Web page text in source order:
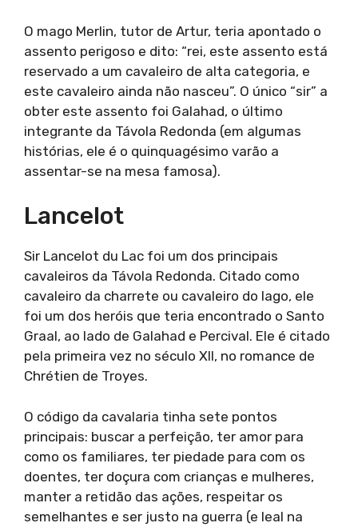
O mago Merlin, tutor de Artur, teria apontado o
assento perigoso e dito: “rei, este assento está
reservado a um cavaleiro de alta categoria, e
este cavaleiro ainda não nasceu”. O único “sir” a
obter este assento foi Galahad, o último
integrante da Távola Redonda (em algumas
histórias, ele é o quinquagésimo varão a
assentar-se na mesa famosa).
Lancelot
Sir Lancelot du Lac foi um dos principais
cavaleiros da Távola Redonda. Citado como
cavaleiro da charrete ou cavaleiro do lago, ele
foi um dos heróis que teria encontrado o Santo
Graal, ao lado de Galahad e Percival. Ele é citado
pela primeira vez no século XII, no romance de
Chrétien de Troyes.
O código da cavalaria tinha sete pontos
principais: buscar a perfeição, ter amor para
como os familiares, ter piedade para com os
doentes, ter doçura com crianças e mulheres,
manter a retidão das ações, respeitar os
semelhantes e ser justo na guerra (e leal na